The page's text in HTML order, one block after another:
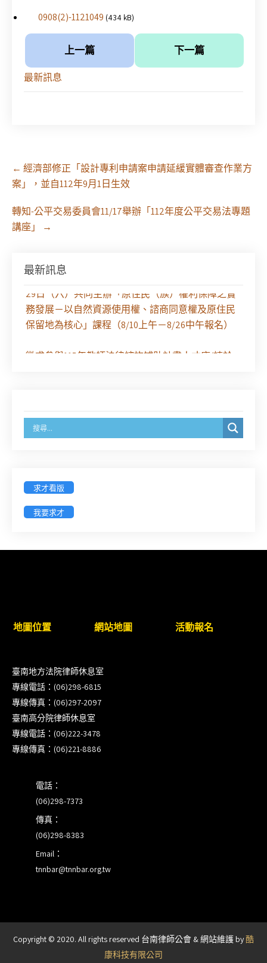
0908(2)-1121049 (434 kB)
上一篇 下一篇
最新訊息
Post
navigation
← 經濟部修正「設計專利申請案申請延緩實體審查作業方
案」，並自112年9月1日生效
轉知-公平交易委員會11/17舉辦「112年度公平交易法專題
講座」
→
最新訊息
【課程報名】全律會與台北律師公會等單位定於8月
29日（六）共同主辦「原住民（族）權利保障之實
務發展－以自然資源使用權、諮商同意權及原住民
保留地為核心」課程（8/10上午－8/26中午報名）
徵求參與115年教師法律諮詢補助計畫人才庫(請於
之分公司及商業應參加「勞動權益講習」
戳為憑)】
徵詢有意願擔任臺南市115年度國民中小學法治教育
臺南高分院8/28(五)下午舉辦「家庭關係中的正當防
衛」課程(8/12前向本會報名,實體)
8/22~23「平反再導航:2026台灣冤平反協會年度論
壇｣
【重要公告】115年職場霸凌調查專業人才(律師)培
訓課程（雲嘉南場）錄取通知已發送
前報名，實體+線上併行)
求才看版
我要求才
地圖位置 網站地圖 活動報名
臺南地方法院律師休息室
專線電話：(06)298-6815
專線傳真：(06)297-2097
臺南高分院律師休息室
專線電話：(06)222-3478
專線傳真：(06)221-8886
電話：
(06)298-7373
傳真：
(06)298-8383
Email：
tnnbar@tnnbar.org.tw
Copyright © 2020. All rights reserved 台南律師公會 & 網站維護 by酷
康科技有限公司